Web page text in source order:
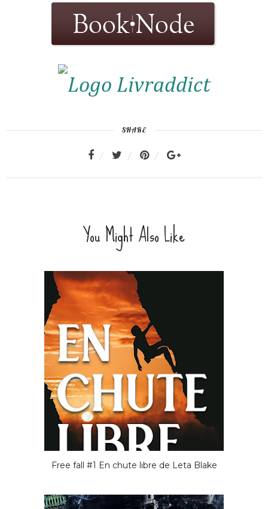
SHARE
You Might Also Like
Free fall #1 En chute libre de Leta Blake